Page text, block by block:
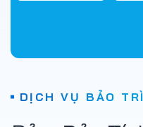
DỊCH VỤ BẢO